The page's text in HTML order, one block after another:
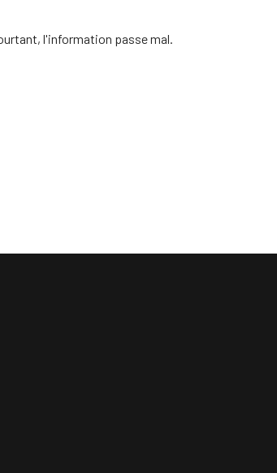
l'information passe mal.